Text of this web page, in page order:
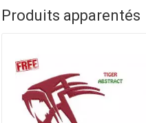
Produits apparentés